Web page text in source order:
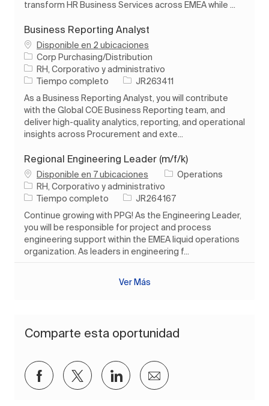
transform HR Business Services across EMEA while ...
Business Reporting Analyst
Disponible en 2 ubicaciones
Corp Purchasing/Distribution
Categoría
RH, Corporativo y administrativo
Tipo de trabajo
Tiempo completo ID de trabajo
JR263411
As a Business Reporting Analyst, you will contribute
with the Global COE Business Reporting team, and
deliver high-quality analytics, reporting, and operational
insights across Procurement and exte...
Regional Engineering Leader (m/f/k)
Disponible en 7 ubicaciones
Operations
Categoría
RH, Corporativo y administrativo
Tipo de trabajo
Tiempo completo ID de trabajo
JR264167
Continue growing with PPG! As the Engineering Leader,
you will be responsible for project and process
engineering support within the EMEA liquid operations
organization. As leaders in engineering f...
Ver Más
Comparte esta oportunidad
Compartir a través de Facebook
Compartir a través de twitter
Compartir a través de
Compartir por